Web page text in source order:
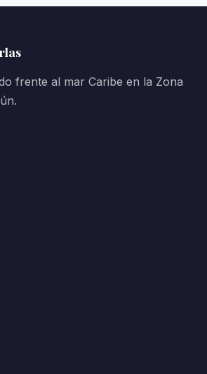
frente al mar Caribe en la Zona